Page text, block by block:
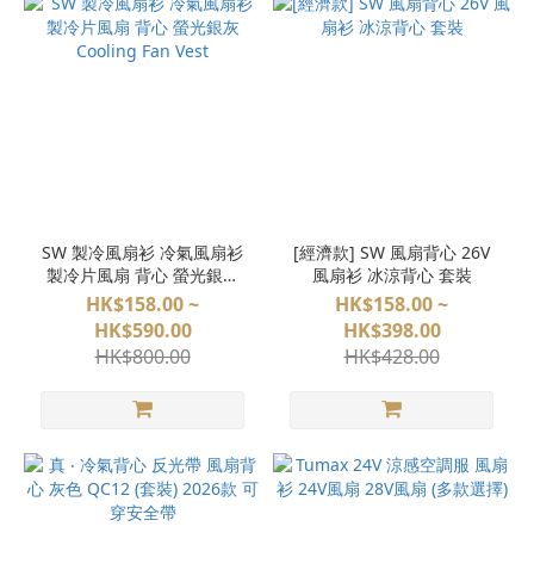
SW 製冷風扇衫 冷氣風扇衫
製冷片風扇 背心 螢光銀灰
Cooling Fan Vest
HK$158.00 ~
HK$590.00
HK$800.00
[經濟款] SW 風扇背心 26V
風扇衫 冰涼背心 套裝
HK$158.00 ~
HK$398.00
HK$428.00